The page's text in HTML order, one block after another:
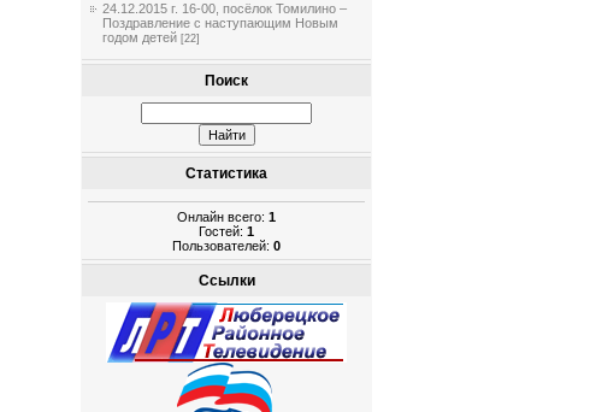
24.12.2015 г. 16-00, посёлок Томилино –
Поздравление с наступающим Новым
годом детей [22]
Поиск
Статистика
Онлайн всего:1
Гостей:1
Пользователей:0
Ссылки